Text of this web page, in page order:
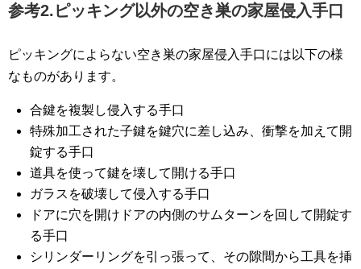
参考2.ピッキング以外の空き巣の家屋侵入手口
ピッキングによらない空き巣の家屋侵入手口には以下の様
なものがあります。
合鍵を複製し侵入する手口
特殊加工された子鍵を鍵穴に差し込み、衝撃を加えて開
錠する手口
道具を使って鍵を壊して開ける手口
ガラスを破壊して侵入する手口
ドアに穴を開け ドアの内側のサムターンを回して開錠す
る手口
シリンダーリングを引っ張って、その隙間から工具を挿